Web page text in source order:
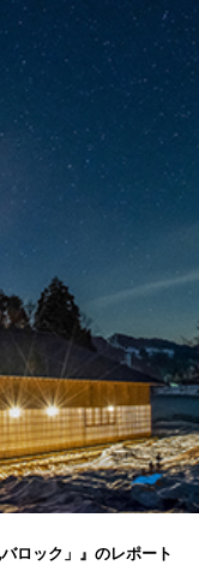
ロック」』のレポート